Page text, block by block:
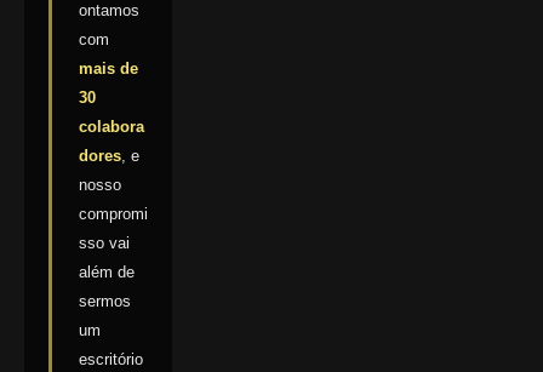
ontamos
com
mais de
30
colabora
dores, e
nosso
compromi
sso vai
além de
sermos
um
escritório